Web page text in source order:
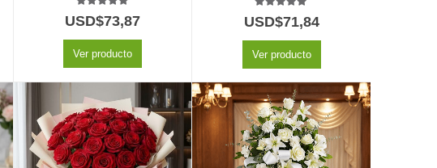
out of 5
USD$73,87
Ver producto
out of 5
USD$71,84
Ver producto